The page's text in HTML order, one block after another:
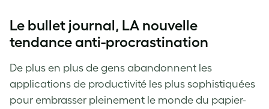
Le bullet journal, LA nouvelle
tendance anti-procrastination
De plus en plus de gens abandonnent les
applications de productivité les plus sophistiquées
pour embrasser pleinement le monde du papier-